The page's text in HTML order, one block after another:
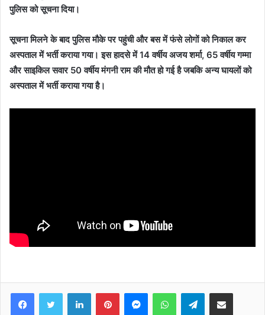
पुलिस को सूचना दिया।
सूचना मिलने के बाद पुलिस मौके पर पहुंची और बस में फंसे लोगों को निकाल कर
अस्पताल में भर्ती कराया गया। इस हादसे में 14 वर्षीय अजय शर्मा, 65 वर्षीय गम्‍मा
और साइकिल सवार 50 वर्षीय मंगनी राम की मौत हो गई है जबकि अन्य घायलों को
अस्पताल में भर्ती कराया गया है।
FacebookTwitter LinkedInPinterestMessengerWhatsAppTelegramShare via Email